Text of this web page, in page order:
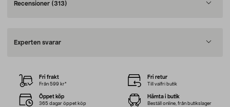
Recensioner (313)
Experten svarar
Fri frakt
Från 599 kr*
Fri retur
Till valfri butik
Öppet köp
365 dagar öppet köp
Hämta i butik
Beställ online, från butikslager